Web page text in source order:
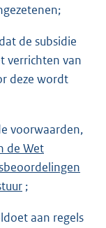
de subsidie
verrichten van
deze wordt
voorwaarden,
de Wet
;
aan regels